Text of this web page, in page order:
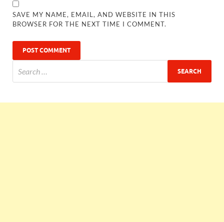
SAVE MY NAME, EMAIL, AND WEBSITE IN THIS
BROWSER FOR THE NEXT TIME I COMMENT.